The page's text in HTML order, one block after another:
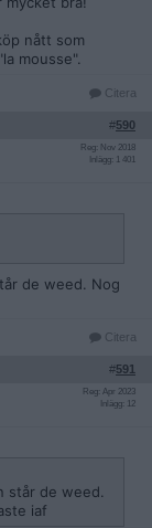
nått som
mousse".
Citera
#590
Reg: Nov 2018
Inlägg: 1 401
de weed. Nog
Citera
#591
Reg: Apr 2023
Inlägg: 12
står de weed.
iaf